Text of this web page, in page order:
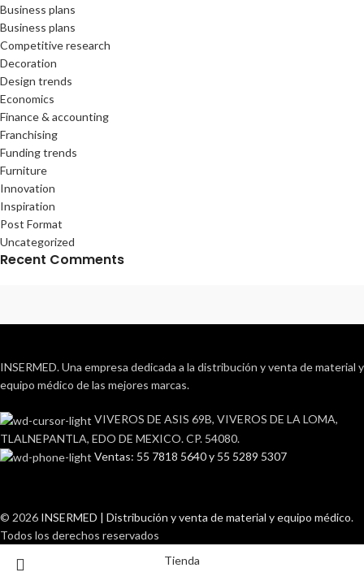
Business plans
Business plans
Competitive research
Decoration
Design trends
Economics
Finance & accounting
Franchising
Funding trends
Furniture
Innovation
Inspiration
Post Format
Uncategorized
Recent Comments
INSERMED. Una empresa dedicada a la distribución y venta de material y
equipo médico de las mejores marcas.
VIVEROS DE ASIS 69B, VIVEROS DE LA LOMA,
TLALNEPANTLA, EDO DE MEXICO. CP. 54080.
Ventas: 55 7818 5640 y 55 5289 5307
© 2026 INSERMED | Distribución y venta de material y equipo médico.
Todos los derechos reservados
Tienda